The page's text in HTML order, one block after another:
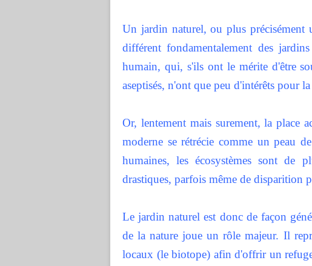
Un jardin naturel, ou plus précisément
différent fondamentalement des
humain, qui, s'ils ont le mérite d'être
aseptisés, n'ont que peu d'intérêts pour
Or, lentement mais surement, la place
moderne se rétrécie comme un peau
humaines, les écosystèmes sont de
drastiques, parfois même de disparition
Le jardin naturel est donc de façon
de la nature joue un rôle majeur. Il
locaux (le biotope) afin d'offrir un